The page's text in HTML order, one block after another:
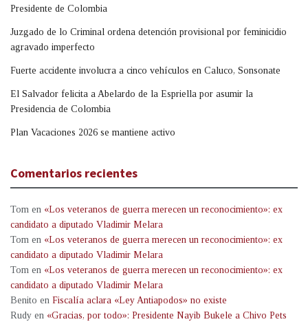
Presidente de Colombia
Juzgado de lo Criminal ordena detención provisional por feminicidio
agravado imperfecto
Fuerte accidente involucra a cinco vehículos en Caluco, Sonsonate
El Salvador felicita a Abelardo de la Espriella por asumir la
Presidencia de Colombia
Plan Vacaciones 2026 se mantiene activo
Comentarios recientes
Tom en «Los veteranos de guerra merecen un reconocimiento»: ex
candidato a diputado Vladimir Melara
Tom en «Los veteranos de guerra merecen un reconocimiento»: ex
candidato a diputado Vladimir Melara
Tom en «Los veteranos de guerra merecen un reconocimiento»: ex
candidato a diputado Vladimir Melara
Benito en Fiscalía aclara «Ley Antiapodos» no existe
Rudy en «Gracias, por todo»: Presidente Nayib Bukele a Chivo Pets